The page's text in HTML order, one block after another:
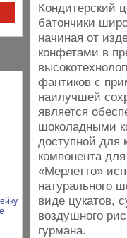
Кондитерский
батончики
начиная от
конфетами в
фантиков с
наилучшей
является
шоколадными
доступной для
компонента
«Мерлетто»
натурального
виде цукатов,
воздушного
гурмана.